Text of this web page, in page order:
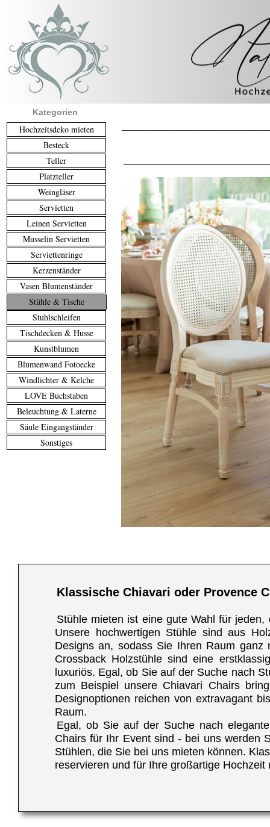
Kategorien
Hochzeitsdeko mieten
Besteck
Teller
Platzteller
Weingläser
Servietten
Leinen Servietten
Musselin Servietten
Serviettenringe
Kerzenständer
Vasen Blumenständer
Stühle & Tische
Stuhlschleifen
Tischdecken & Husse
Kunstblumen
Blumenwand Fotoecke
Windlichter & Kelche
LOVE Buchstaben
Beleuchtung & Laterne
Säule Eingangständer
Sonstiges
Klassische Chiavari oder Provence
Stühle mieten ist eine gute Wahl für
Unsere hochwertigen Stühle sind aus
Designs an, sodass Sie Ihren Raum ganz
Crossback Holzstühle sind eine
luxuriös. Egal, ob Sie auf der Suche nach
zum Beispiel unsere Chiavari Chairs
Designoptionen reichen von extravagant
Raum.
Egal, ob Sie auf der Suche nach
Chairs für Ihr Event sind - bei uns werden
Stühlen, die Sie bei uns mieten können.
reservieren und für Ihre großartige Hochzeit